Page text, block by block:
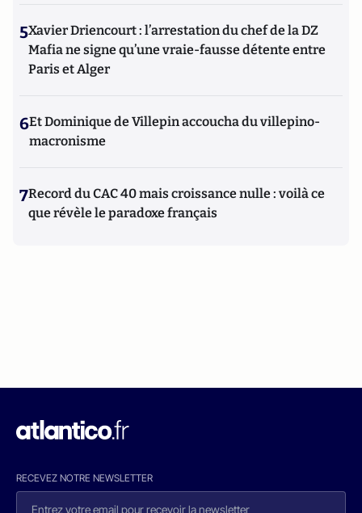
5Xavier Driencourt : l’arrestation du chef de la DZ
Mafia ne signe qu’une vraie-fausse détente entre
Paris et Alger
6Et Dominique de Villepin accoucha du villepino-
macronisme
7Record du CAC 40 mais croissance nulle : voilà ce
que révèle le paradoxe français
RECEVEZ NOTRE NEWSLETTER